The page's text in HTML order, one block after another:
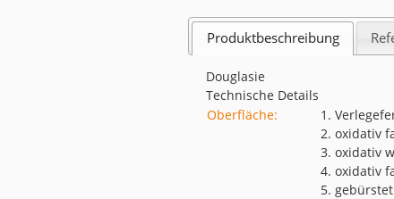
Produktbeschreibung
Douglasie
Technische Details
Oberfläche:
1.
2. oxidativ
3. oxidativ
4. oxidativ
5. gebürstet